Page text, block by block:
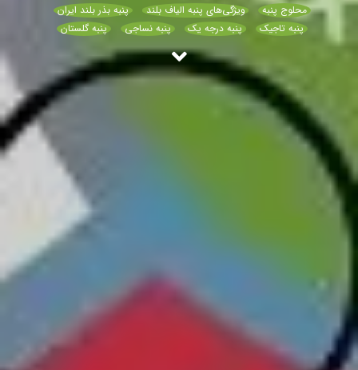
محلوج پنبه
ویژگی‌های پنبه الیاف بلند
پنبه بذر بلند ایران
پنبه تاجیک
پنبه درجه یک پنبه نساجی پنبه گلستان